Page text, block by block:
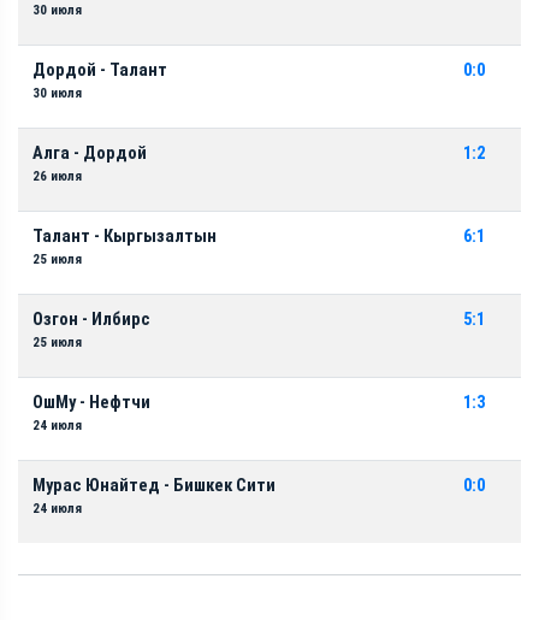
30 июля
Дордой - Талант
30 июля
0:0
Алга - Дордой
26 июля
1:2
Талант - Кыргызалтын
25 июля
6:1
Озгон - Илбирс
25 июля
5:1
ОшМу - Нефтчи
24 июля
1:3
Мурас Юнайтед - Бишкек Сити
24 июля
0:0